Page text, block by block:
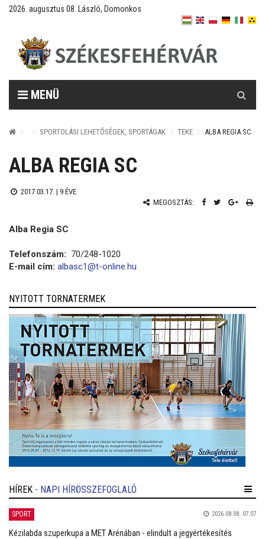
2026. augusztus 08. László, Domonkos
MENÜ
SPORTOLÁSI LEHETŐSÉGEK, SPORTÁGAK TEKE ALBA REGIA SC
ALBA REGIA SC
2017.03.17. | 9 ÉVE
MEGOSZTÁS:
Alba Regia SC
Telefonszám: 70/248-1020
E-mail cím: albasc1@t-online.hu
NYITOTT TORNATERMEK
HÍREK - NAPI HÍRÖSSZEFOGLALÓ
SPORT 2026.08.08. 07:07
Kézilabda szuperkupa a MET Arénában - elindult a jegyértékesítés